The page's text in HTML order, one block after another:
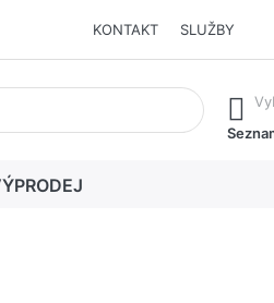
KONTAKT SLUŽBY
Stisknutím klávesy Enter